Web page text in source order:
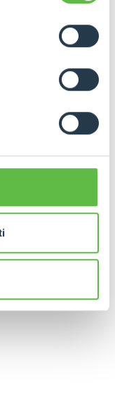
in ogni
all'interessato ai
procedura.